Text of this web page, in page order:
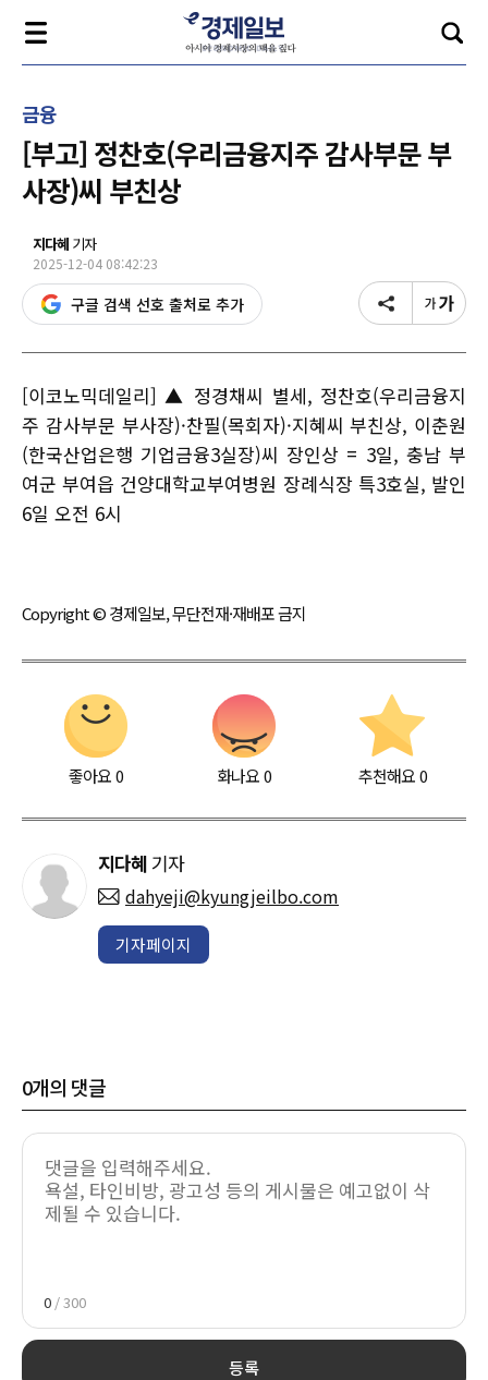
금융
[부고] 정찬호(우리금융지주 감사부문 부
사장)씨 부친상
지다혜 기자
2025-12-04 08:42:23
구글 검색 선호 출처로 추가
[이코노믹데일리] ▲ 정경채씨 별세, 정찬호(우리금융지
주 감사부문 부사장)·찬필(목회자)·지혜씨 부친상, 이춘원
(한국산업은행 기업금융3실장)씨 장인상 = 3일, 충남 부
여군 부여읍 건양대학교부여병원 장례식장 특3호실, 발인
6일 오전 6시
Copyright © 경제일보, 무단전재·재배포 금지
좋아요0 화나요0 추천해요 0
지다혜 기자
dahyeji@kyungjeilbo.com
기자페이지
0개의 댓글
0 / 300
등록